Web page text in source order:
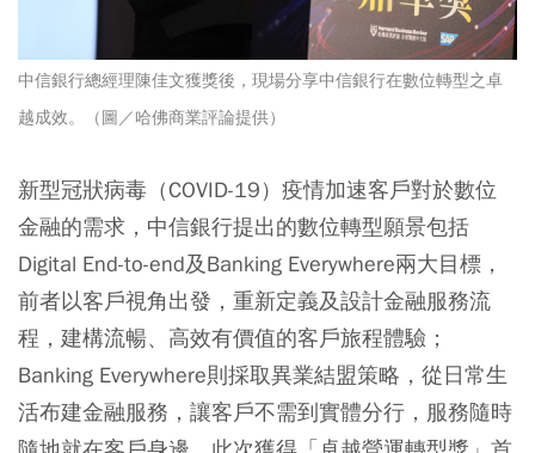
中信銀行總經理陳佳文獲獎後，現場分享中信銀行在數位轉型之卓
越成效。（圖／哈佛商業評論提供）
新型冠狀病毒（COVID-19）疫情加速客戶對於數位
金融的需求，中信銀行提出的數位轉型願景包括
Digital End-to-end及Banking Everywhere兩大目標，
前者以客戶視角出發，重新定義及設計金融服務流
程，建構流暢、高效有價值的客戶旅程體驗；
Banking Everywhere則採取異業結盟策略，從日常生
活布建金融服務，讓客戶不需到實體分行，服務隨時